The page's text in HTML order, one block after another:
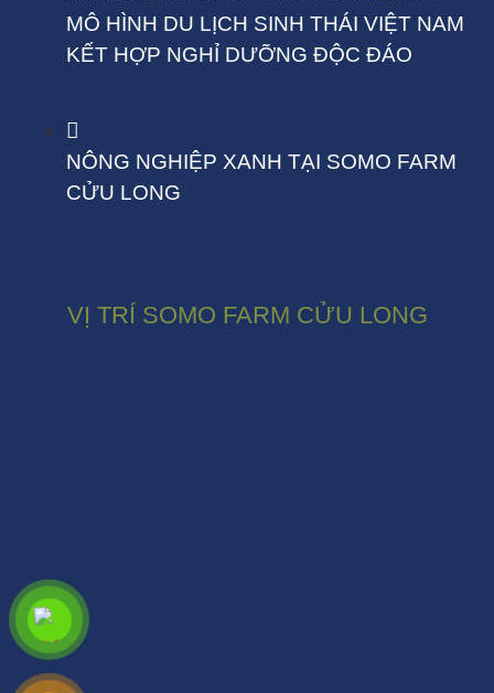
MÔ HÌNH DU LỊCH SINH THÁI VIỆT NAM
KẾT HỢP NGHỈ DƯỠNG ĐỘC ĐÁO
NÔNG NGHIỆP XANH TẠI SOMO FARM
CỬU LONG
VỊ TRÍ SOMO FARM CỬU LONG